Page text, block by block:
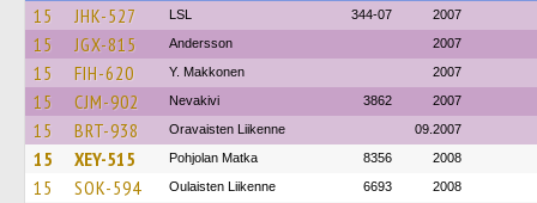
15 JHK-527 LSL 344-07 2007
15 JGX-815 Andersson 2007
15 FIH-620 Y. Makkonen 2007
15 CJM-902 Nevakivi 3862 2007
15 BRT-938 Oravaisten Liikenne 09.2007
15 XEY-515 Pohjolan Matka 8356 2008
15 SOK-594 Oulaisten Liikenne 6693 2008